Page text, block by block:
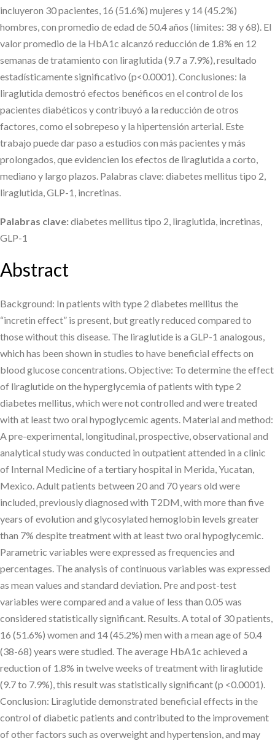
incluyeron 30 pacientes, 16 (51.6%) mujeres y 14 (45.2%)
hombres, con promedio de edad de 50.4 años (límites: 38 y 68). El
valor promedio de la HbA1c alcanzó reducción de 1.8% en 12
semanas de tratamiento con liraglutida (9.7 a 7.9%), resultado
estadísticamente significativo (p<0.0001). Conclusiones: la
liraglutida demostró efectos benéficos en el control de los
pacientes diabéticos y contribuyó a la reducción de otros
factores, como el sobrepeso y la hipertensión arterial. Este
trabajo puede dar paso a estudios con más pacientes y más
prolongados, que evidencien los efectos de liraglutida a corto,
mediano y largo plazos. Palabras clave: diabetes mellitus tipo 2,
liraglutida, GLP-1, incretinas.
Palabras clave:diabetes mellitus tipo 2, liraglutida, incretinas,
GLP-1
Abstract
Background: In patients with type 2 diabetes mellitus the
“incretin effect” is present, but greatly reduced compared to
those without this disease. The liraglutide is a GLP-1 analogous,
which has been shown in studies to have beneficial effects on
blood glucose concentrations. Objective: To determine the effect
of liraglutide on the hyperglycemia of patients with type 2
diabetes mellitus, which were not controlled and were treated
with at least two oral hypoglycemic agents. Material and method:
A pre-experimental, longitudinal, prospective, observational and
analytical study was conducted in outpatient attended in a clinic
of Internal Medicine of a tertiary hospital in Merida, Yucatan,
Mexico. Adult patients between 20 and 70 years old were
included, previously diagnosed with T2DM, with more than five
years of evolution and glycosylated hemoglobin levels greater
than 7% despite treatment with at least two oral hypoglycemic.
Parametric variables were expressed as frequencies and
percentages. The analysis of continuous variables was expressed
as mean values and standard deviation. Pre and post-test
variables were compared and a value of less than 0.05 was
considered statistically significant. Results. A total of 30 patients,
16 (51.6%) women and 14 (45.2%) men with a mean age of 50.4
(38-68) years were studied. The average HbA1c achieved a
reduction of 1.8% in twelve weeks of treatment with liraglutide
(9.7 to 7.9%), this result was statistically significant (p <0.0001).
Conclusion: Liraglutide demonstrated beneficial effects in the
control of diabetic patients and contributed to the improvement
of other factors such as overweight and hypertension, and may